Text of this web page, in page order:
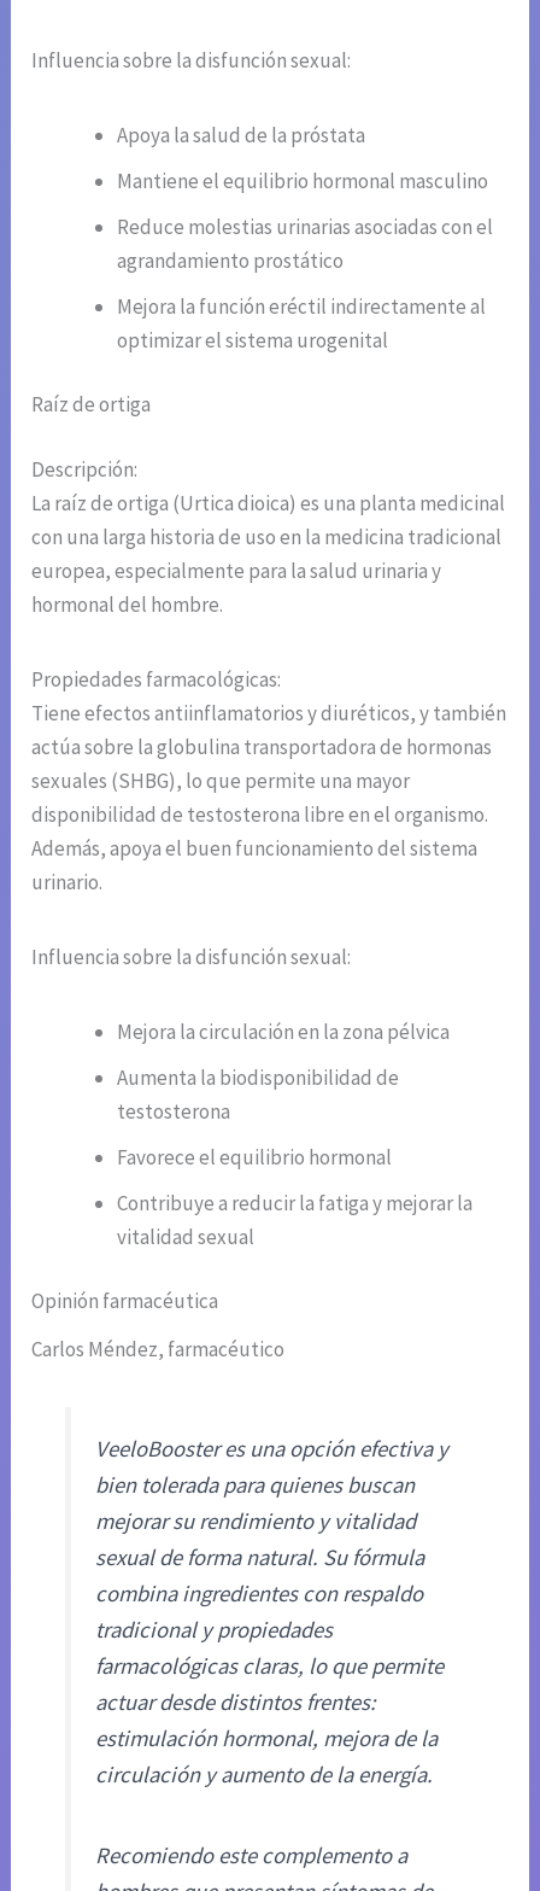
Influencia sobre la disfunción sexual:
Apoya la salud de la próstata
Mantiene el equilibrio hormonal masculino
Reduce molestias urinarias asociadas con el
agrandamiento prostático
Mejora la función eréctil indirectamente al
optimizar el sistema urogenital
Raíz de ortiga
Descripción:
La raíz de ortiga (Urtica dioica) es una planta medicinal
con una larga historia de uso en la medicina tradicional
europea, especialmente para la salud urinaria y
hormonal del hombre.
Propiedades farmacológicas:
Tiene efectos antiinflamatorios y diuréticos, y también
actúa sobre la globulina transportadora de hormonas
sexuales (SHBG), lo que permite una mayor
disponibilidad de testosterona libre en el organismo.
Además, apoya el buen funcionamiento del sistema
urinario.
Influencia sobre la disfunción sexual:
Mejora la circulación en la zona pélvica
Aumenta la biodisponibilidad de
testosterona
Favorece el equilibrio hormonal
Contribuye a reducir la fatiga y mejorar la
vitalidad sexual
Opinión farmacéutica
Carlos Méndez, farmacéutico
VeeloBooster es una opción efectiva y
bien tolerada para quienes buscan
mejorar su rendimiento y vitalidad
sexual de forma natural. Su fórmula
combina ingredientes con respaldo
tradicional y propiedades
farmacológicas claras, lo que permite
actuar desde distintos frentes:
estimulación hormonal, mejora de la
circulación y aumento de la energía.
Recomiendo este complemento a